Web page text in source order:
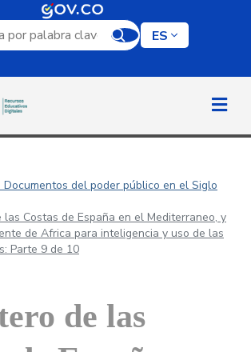
búsqueda por palabra clave
ES
Documentos del poder público en el Siglo
las Costas de España en el Mediterraneo, y
de Africa para inteligencia y uso de las
Parte 9 de 10
de las